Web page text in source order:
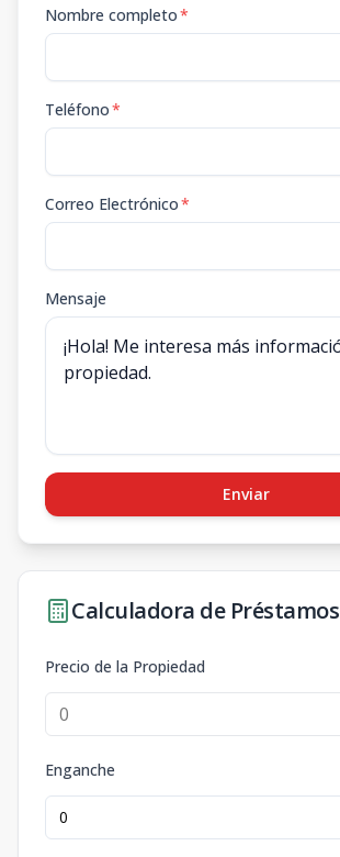
Nombre completo*
Teléfono*
Correo Electrónico*
Mensaje
Enviar
Calculadora de Préstamos
Precio de la Propiedad
Enganche